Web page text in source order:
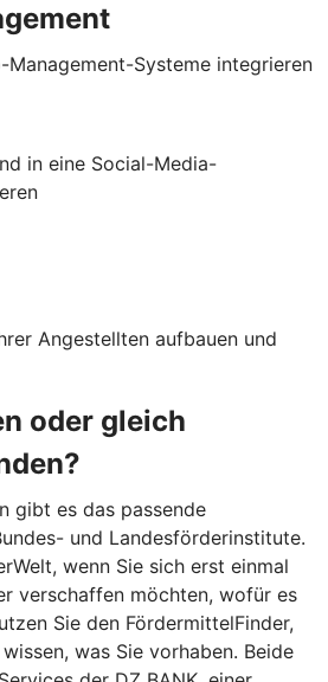
Management-Systeme integrieren
in eine Social-Media-
Angestellten aufbauen und
oder gleich
gibt es das passende
und Landesförderinstitute.
wenn Sie sich erst einmal
verschaffen möchten, wofür es
Sie den FördermittelFinder,
was Sie vorhaben. Beide